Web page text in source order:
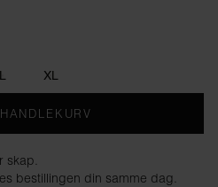
L XL
skap.
bestillingen din samme dag.